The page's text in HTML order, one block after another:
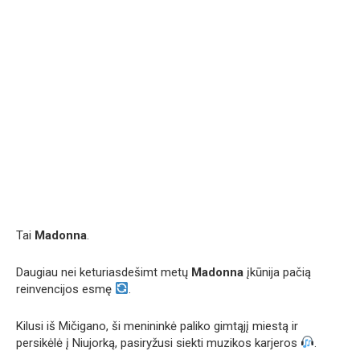
Tai Madonna.
Daugiau nei keturiasdešimt metų Madonna įkūnija pačią
reinvencijos esmę
.
Kilusi iš Mičigano, ši menininkė paliko gimtąjį miestą ir
persikėlė į Niujorką, pasiryžusi siekti muzikos karjeros
.